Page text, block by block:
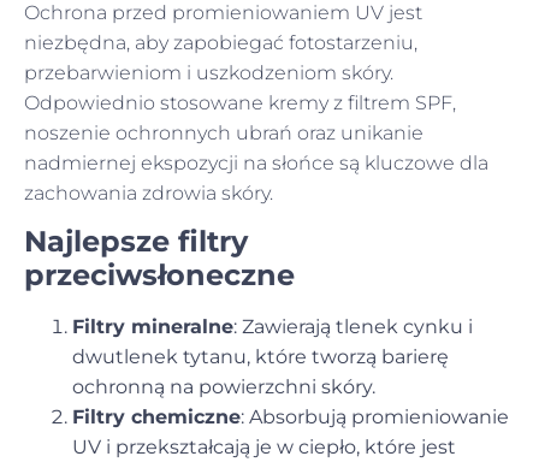
Ochrona przed promieniowaniem UV jest
niezbędna, aby zapobiegać fotostarzeniu,
przebarwieniom i uszkodzeniom skóry.
Odpowiednio stosowane kremy z filtrem SPF,
noszenie ochronnych ubrań oraz unikanie
nadmiernej ekspozycji na słońce są kluczowe dla
zachowania zdrowia skóry.
Najlepsze filtry
przeciwsłoneczne
Filtry mineralne: Zawierają tlenek cynku i
dwutlenek tytanu, które tworzą barierę
ochronną na powierzchni skóry.
Filtry chemiczne: Absorbują promieniowanie
UV i przekształcają je w ciepło, które jest